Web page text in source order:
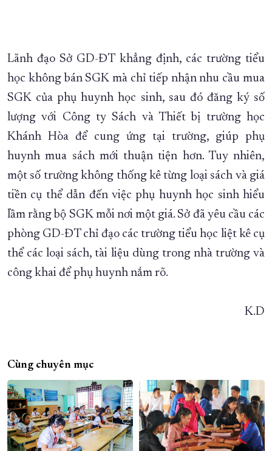
Lãnh đạo Sở GD-ĐT khẳng định, các trường tiểu
học không bán SGK mà chỉ tiếp nhận nhu cầu mua
SGK của phụ huynh học sinh, sau đó đăng ký số
lượng với Công ty Sách và Thiết bị trường học
Khánh Hòa để cung ứng tại trường, giúp phụ
huynh mua sách mới thuận tiện hơn. Tuy nhiên,
một số trường không thống kê từng loại sách và giá
tiền cụ thể dẫn đến việc phụ huynh học sinh hiểu
lầm rằng bộ SGK mỗi nơi một giá. Sở đã yêu cầu các
phòng GD-ĐT chỉ đạo các trường tiểu học liệt kê cụ
thể các loại sách, tài liệu dùng trong nhà trường và
công khai để phụ huynh nắm rõ.
K.D
Cùng chuyên mục